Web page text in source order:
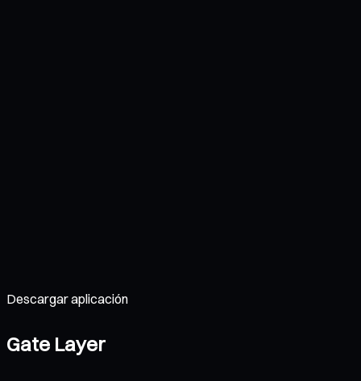
Descargar aplicación
Gate Layer